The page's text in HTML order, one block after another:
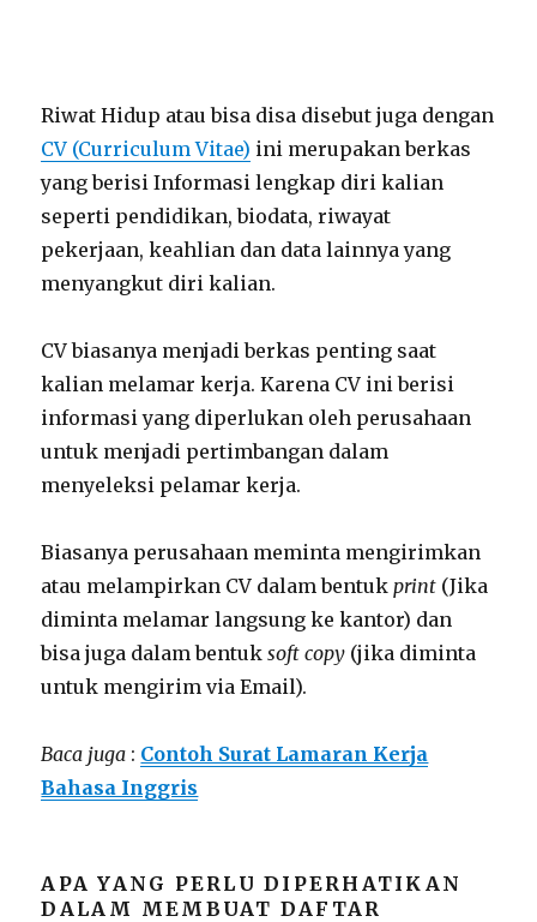
Riwat Hidup atau bisa disa disebut juga dengan
CV (Curriculum Vitae) ini merupakan berkas
yang berisi Informasi lengkap diri kalian
seperti pendidikan, biodata, riwayat
pekerjaan, keahlian dan data lainnya yang
menyangkut diri kalian.
CV biasanya menjadi berkas penting saat
kalian melamar kerja. Karena CV ini berisi
informasi yang diperlukan oleh perusahaan
untuk menjadi pertimbangan dalam
menyeleksi pelamar kerja.
Biasanya perusahaan meminta mengirimkan
atau melampirkan CV dalam bentuk print (Jika
diminta melamar langsung ke kantor) dan
bisa juga dalam bentuksoft copy (jika diminta
untuk mengirim via Email).
Baca juga : Contoh Surat Lamaran Kerja
Bahasa Inggris
APA YANG PERLU DIPERHATIKAN
DALAM MEMBUAT DAFTAR